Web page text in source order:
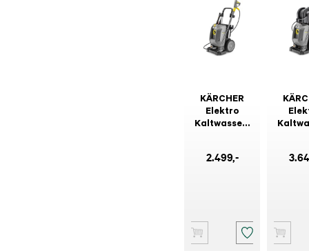
KÄRCHER
Elektro
Kaltwasser-
PLUS
2.499,-
SXA